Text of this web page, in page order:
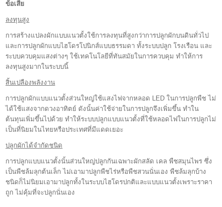
ข้อเสีย
ลงทุนสูง
การสร้างแปลงผักแบบแนวตั้งใช้การลงทุนที่สูงกว่าการปลูกผักบนดินทั่วไป
และการปลูกผักแบบไฮโดรโปนิกส์แบบธรรมดา ทั้งระบบปลูก โรงเรือน และ
ระบบควบคุมแสงต่างๆ ใช้เทคโนโลยีที่ทันสมัยในการควบคุม ทำให้การ
ลงทุนสูงมากในระบบนี้
สิ้นเปลืองพลังงาน
การปลูกผักแบบแนวตั้งส่วนใหญ่ใช้แสงไฟจากหลอด LED ในการปลูกพืช ไม่
ได้ใช้แสงจากดวงอาทิตย์ ดังนั้นค่าใช้จ่ายในการปลูกจึงเพิ่มขึ้น ทำใน
ต้นทุนเพิ่มขึ้นไปด้วย ทำให้ระบบปลูกแบบแนวตั้งที่ใช้หลอดไฟในการปลูกไม่
เป็นที่นิยมในไทยหรือประเทศที่มีแดดเยอะ
ปลูกผักได้จำกัดชนิด
การปลูกแบบแนวตั้งนั้นส่วนใหญ่ปลูกกันเฉพาะผักสลัด เคล พืชสมุนไพร ซึ่ง
เป็นพืชล้มลุกต้นเล็ก ไม่เอามาปลูกพืชไร่หรือพืชสวนนั่นเองพืชล้มลุกบ้าง
ชนิดก็ไม่นิยมเอามาปลูกทั้งในระบบไฮโดรปกติและแบบแนวตั้งเพราะราคา
ถูก ไม่คุ้มที่จะปลูกนั่นเอง